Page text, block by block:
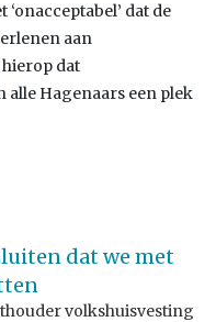
dat de
aan
dat
alle Hagenaars een plek
dat we met
volkshuisvesting